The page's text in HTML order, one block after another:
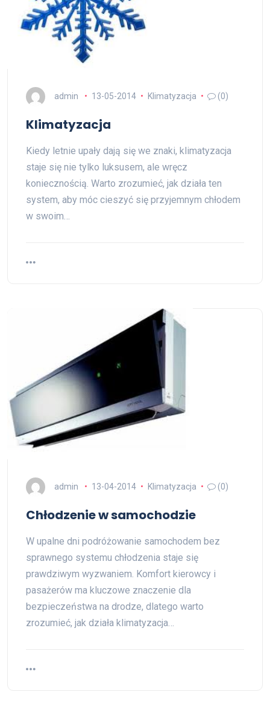
admin 13-05-2014 Klimatyzacja (0)
Klimatyzacja
Kiedy letnie upały dają się we znaki, klimatyzacja
staje się nie tylko luksusem, ale wręcz
koniecznością. Warto zrozumieć, jak działa ten
system, aby móc cieszyć się przyjemnym chłodem
w swoim…
admin 13-04-2014 Klimatyzacja (0)
Chłodzenie w samochodzie
W upalne dni podróżowanie samochodem bez
sprawnego systemu chłodzenia staje się
prawdziwym wyzwaniem. Komfort kierowcy i
pasażerów ma kluczowe znaczenie dla
bezpieczeństwa na drodze, dlatego warto
zrozumieć, jak działa klimatyzacja…